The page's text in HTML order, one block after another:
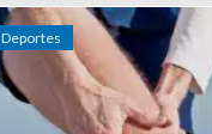
Deportes